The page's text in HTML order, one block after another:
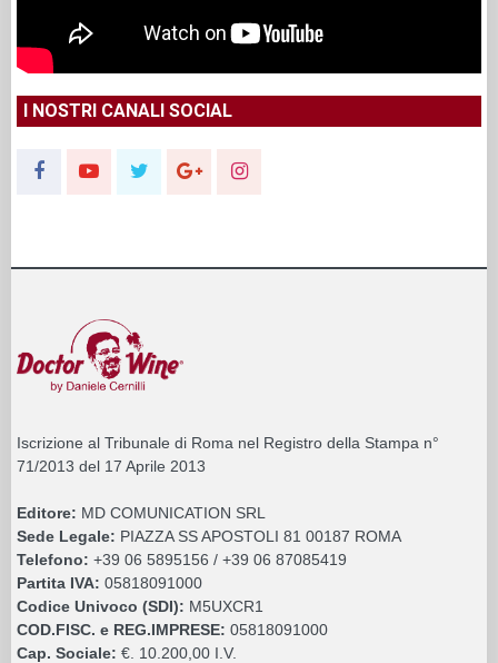
I NOSTRI CANALI SOCIAL
Iscrizione al Tribunale di Roma nel Registro della Stampa n°
71/2013 del 17 Aprile 2013
Editore: MD COMUNICATION SRL
Sede Legale: PIAZZA SS APOSTOLI 81 00187 ROMA
Telefono: +39 06 5895156 / +39 06 87085419
Partita IVA: 05818091000
Codice Univoco (SDI): M5UXCR1
COD.FISC. e REG.IMPRESE: 05818091000
Cap. Sociale: €. 10.200,00 I.V.